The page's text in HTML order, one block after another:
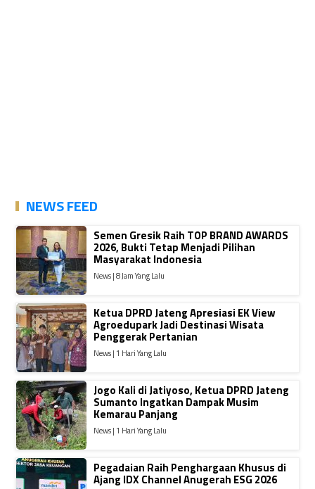
NEWS FEED
Semen Gresik Raih TOP BRAND AWARDS
2026, Bukti Tetap Menjadi Pilihan
Masyarakat Indonesia
News | 8 Jam Yang Lalu
Ketua DPRD Jateng Apresiasi EK View
Agroedupark Jadi Destinasi Wisata
Penggerak Pertanian
News | 1 Hari Yang Lalu
Jogo Kali di Jatiyoso, Ketua DPRD Jateng
Sumanto Ingatkan Dampak Musim
Kemarau Panjang
News | 1 Hari Yang Lalu
Pegadaian Raih Penghargaan Khusus di
Ajang IDX Channel Anugerah ESG 2026